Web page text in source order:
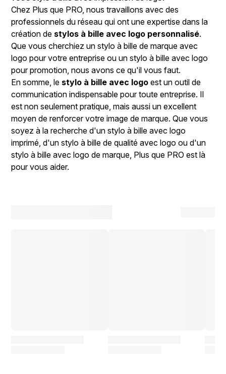
Chez Plus que PRO, nous travaillons avec des
professionnels du réseau qui ont une expertise dans la
création de stylos à bille avec logo personnalisé.
Que vous cherchiez un stylo à bille de marque avec
logo pour votre entreprise ou un stylo à bille avec logo
pour promotion, nous avons ce qu'il vous faut.
En somme, le stylo à bille avec logo est un outil de
communication indispensable pour toute entreprise. Il
est non seulement pratique, mais aussi un excellent
moyen de renforcer votre image de marque. Que vous
soyez à la recherche d'un stylo à bille avec logo
imprimé, d'un stylo à bille de qualité avec logo ou d'un
stylo à bille avec logo de marque, Plus que PRO est là
pour vous aider.